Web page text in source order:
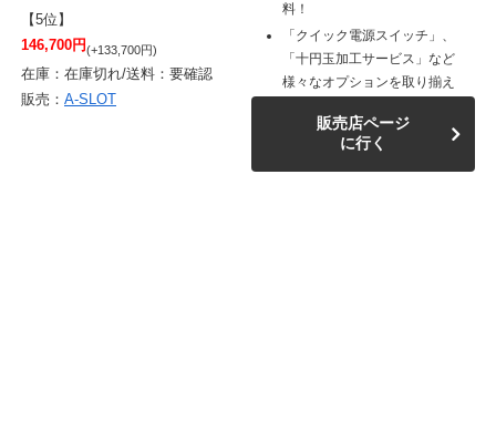
【5位】
146,700円(+133,700円)
在庫：在庫切れ/送料：要確認
販売： A-SLOT
料！
「クイック電源スイッチ」、
「十円玉加工サービス」など
様々なオプションを取り揃え
販売店ページ
に行く